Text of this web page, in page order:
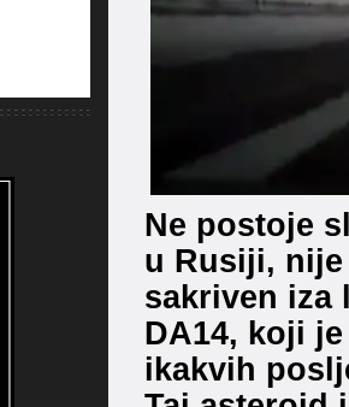
Ne postoje
u Rusiji,
sakriven iza
DA14, koji
ikakvih